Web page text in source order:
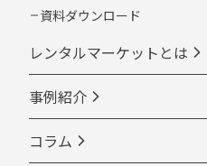
資料ダウンロード
レンタルマーケットとは
事例紹介
コラム